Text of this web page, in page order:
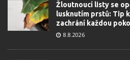
Žloutnoucí listy se
lusknutím prstů: Tip
zachrání každou
8.8.2026